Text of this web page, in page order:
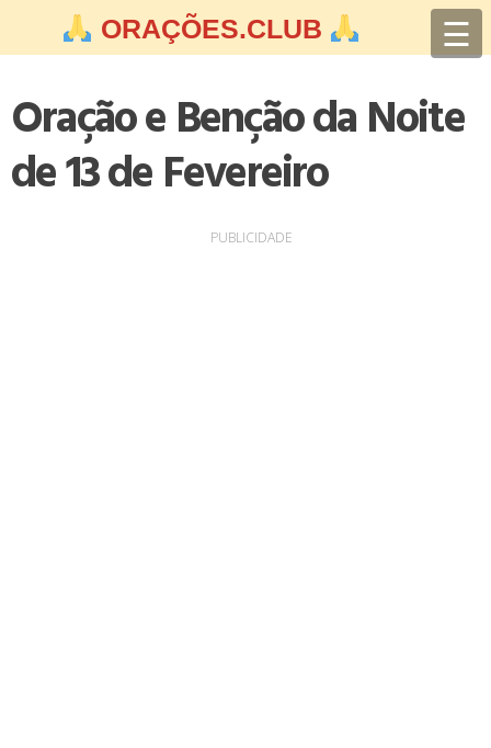
ORAÇÕES.CLUB ☰
Oração e Benção da Noite
de 13 de Fevereiro
PUBLICIDADE